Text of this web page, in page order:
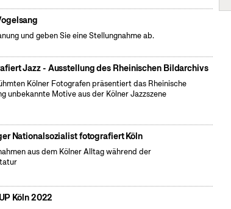
und geben Sie eine Stellungnahme ab.
Jazz - Ausstellung des Rheinischen Bildarchivs
Kölner Fotografen präsentiert das Rheinische
unbekannte Motive aus der Kölner Jazzszene
Nationalsozialist fotografiert Köln
aus dem Kölner Alltag während der
Köln 2022